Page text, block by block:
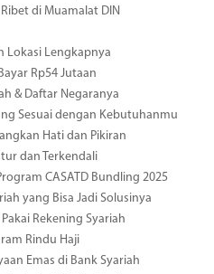
Ribet di Muamalat DIN
Lokasi Lengkapnya
Rp54 Jutaan
& Daftar Negaranya
Sesuai dengan Kebutuhanmu
Hati dan Pikiran
dan Terkendali
CASATD Bundling 2025
yang Bisa Jadi Solusinya
Rekening Syariah
Rindu Haji
Emas di Bank Syariah